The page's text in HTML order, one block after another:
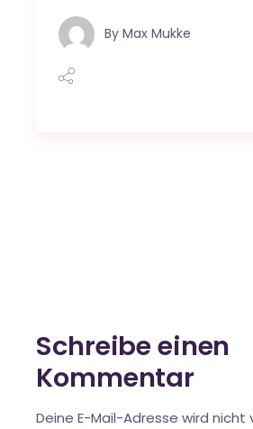
By Max Mukke
Schreibe einen
Kommentar
Deine E-Mail-Adresse wird